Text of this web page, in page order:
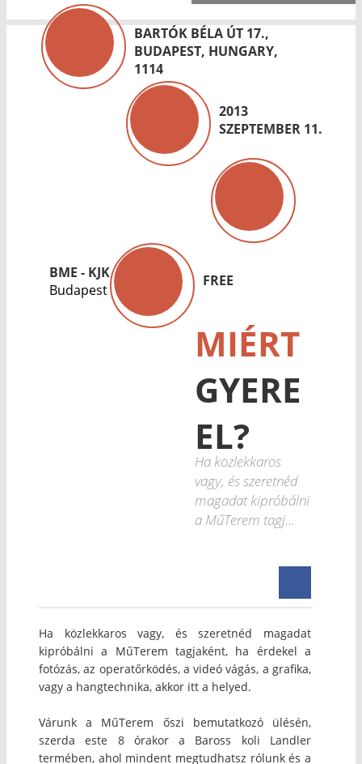
BARTÓK BÉLA ÚT 17.,
BUDAPEST, HUNGARY,
1114
2013
SZEPTEMBER 11.
BME - KJK
Budapest
FREE
MIÉRT
GYERE
EL?
Ha közlekkaros
vagy, és szeretnéd
magadat kipróbálni
a MűTerem tagj...
Ha közlekkaros vagy, és szeretnéd magadat
kipróbálni a MűTerem tagjaként, ha érdekel a
fotózás, az operatőrködés, a videó vágás, a grafika,
vagy a hangtechnika, akkor itt a helyed.
Várunk a MűTerem őszi bemutatkozó ülésén,
szerda este 8 órakor a Baross koli Landler
termében, ahol mindent megtudhatsz rólunk és a